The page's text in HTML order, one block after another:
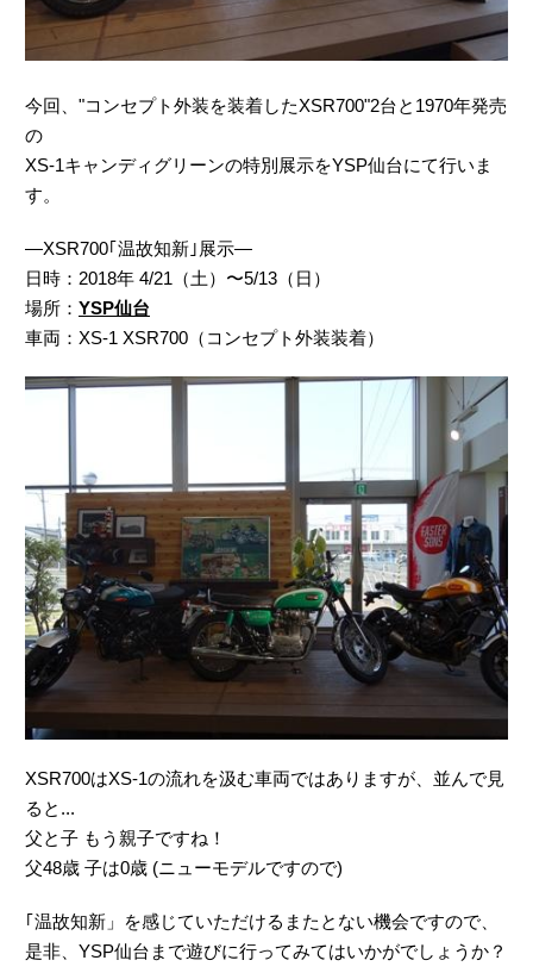
今回、"コンセプト外装を装着したXSR700"2台と1970年発売
の
XS-1キャンディグリーンの特別展示をYSP仙台にて行いま
す。
―XSR700｢温故知新｣展示―
日時：2018年 4/21（土）〜5/13（日）
場所： YSP仙台
車両：XS-1 XSR700（コンセプト外装装着）
XSR700はXS-1の流れを汲む車両ではありますが、並んで見
ると...
父と子 もう親子ですね！
父48歳 子は0歳 (ニューモデルですので)
｢温故知新」を感じていただけるまたとない機会ですので、
是非、YSP仙台まで遊びに行ってみてはいかがでしょうか？